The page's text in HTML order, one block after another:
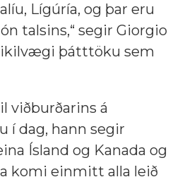
Lígúría, og þar eru
talsins,“ segir Giorgio
þátttöku sem
viðburðarins á
í dag, hann segir
Ísland og Kanada og
komi einmitt alla leið